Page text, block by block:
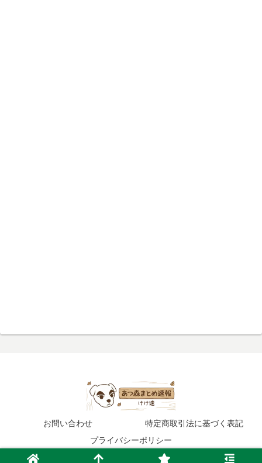
お問い合わせ
特定商取引法に基づく表記
プライバシーポリシー
© 2020 あつ森まとめ速報.